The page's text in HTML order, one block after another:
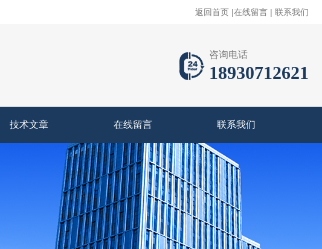
返回首页 |在线留言 | 联系我们
咨询电话
18930712621
技术文章 在线留言 联系我们